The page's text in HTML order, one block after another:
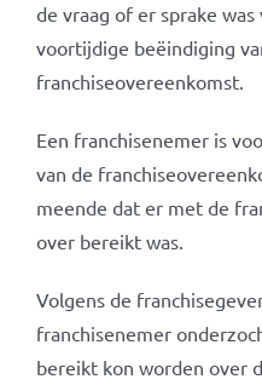
de vraag of er sprake
voortijdige beëindiging
franchiseovereenkomst.
Een franchisenemer is
van de
meende dat er met de
over bereikt was.
Volgens de
franchisenemer
bereikt kon worden over